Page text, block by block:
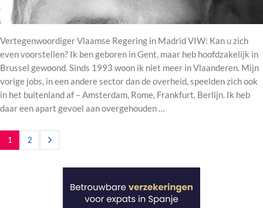
Vertegenwoordiger Vlaamse Regering in Madrid VIW: Kan u zich
even voorstellen? Ik ben geboren in Gent, maar heb hoofdzakelijk in
Brussel gewoond. Sinds 1993 woon ik niet meer in Vlaanderen. Mijn
vorige jobs, in een andere sector dan de overheid, speelden zich ook
in het buitenland af – Amsterdam, Rome, Frankfurt, Berlijn. Ik heb
daar een apart gevoel aan overgehouden …
1 2